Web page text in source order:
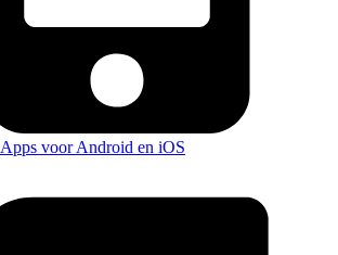
Apps voor Android en iOS